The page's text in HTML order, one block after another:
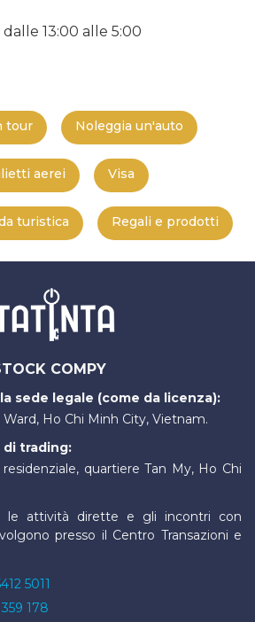
13:00 alle 5:00
tour Noleggia un'auto
aerei Visa
turistica Regali e prodotti
COMPY
sede legale (come da licenza):
Ho Chi Minh City, Vietnam.
trading:
quartiere Tan My, Ho Chi
le attività dirette e gli incontri con
presso il Centro Transazioni e
5011
178